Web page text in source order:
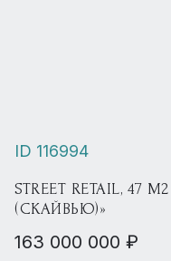
ID 116994
STREET RETAIL,
(СКАЙВЬЮ)»
163 000 000 ₽